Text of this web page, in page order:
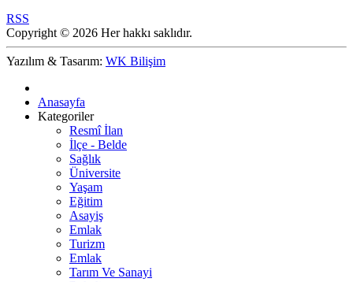
RSS
Copyright © 2026 Her hakkı saklıdır.
Yazılım & Tasarım: WK Bilişim
Anasayfa
Kategoriler
Resmî İlan
İlçe - Belde
Sağlık
Üniversite
Yaşam
Eğitim
Asayiş
Emlak
Turizm
Emlak
Tarım Ve Sanayi